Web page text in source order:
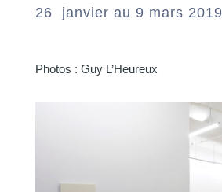
26 janvier au 9 mars 2019
Photos : Guy L’Heureux